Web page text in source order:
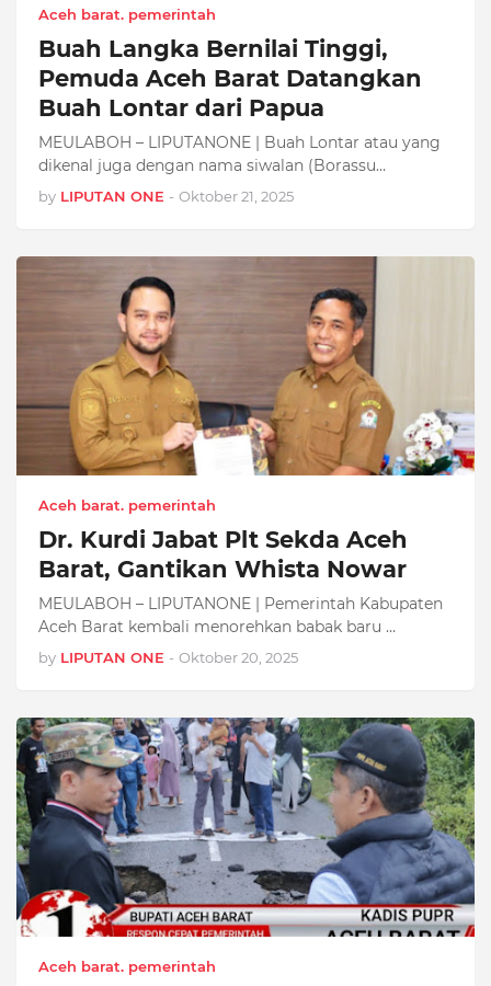
Aceh barat. pemerintah
Buah Langka Bernilai Tinggi,
Pemuda Aceh Barat Datangkan
Buah Lontar dari Papua
MEULABOH – LIPUTANONE | Buah Lontar atau yang
dikenal juga dengan nama siwalan (Borassu…
by LIPUTAN ONE - Oktober 21, 2025
Aceh barat. pemerintah
Dr. Kurdi Jabat Plt Sekda Aceh
Barat, Gantikan Whista Nowar
MEULABOH – LIPUTANONE | Pemerintah Kabupaten
Aceh Barat kembali menorehkan babak baru …
by LIPUTAN ONE - Oktober 20, 2025
Aceh barat. pemerintah